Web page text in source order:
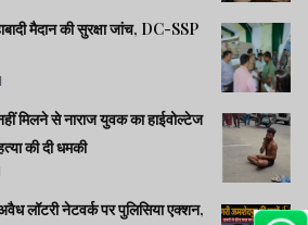
मैदान की सुरक्षा जांच, DC-SSP
मिलने से नाराज युवक का हाईवोल्टेज
की दी धमकी
लॉटरी नेटवर्क पर पुलिसिया एक्शन,